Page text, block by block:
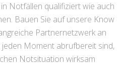
Notfällen qualifiziert wie auch
Bauen Sie auf unsere Know
Partnernetzwerk an
jeden Moment abrufbereit sind,
Notsituation wirksam